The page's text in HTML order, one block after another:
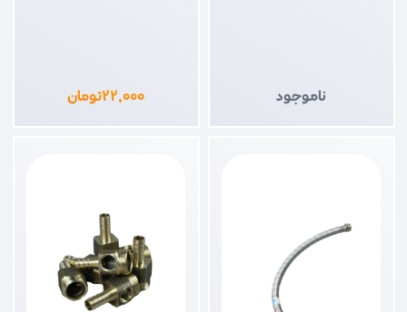
ناموجود ۲۲,۰۰۰تومان